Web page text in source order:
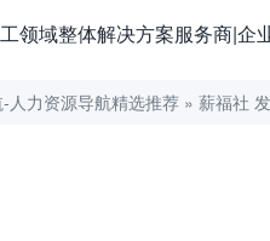
领域整体解决方案服务商|企
人力资源导航精选推荐 » 薪福社